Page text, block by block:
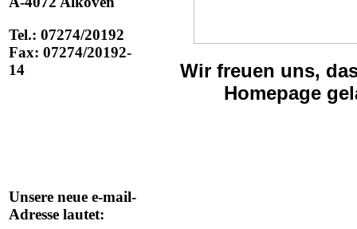
Tel.: 07274/20192
Fax: 07274/20192-
14
Unsere neue e-mail-
Adresse lautet:
Wir freuen uns,
Homepage